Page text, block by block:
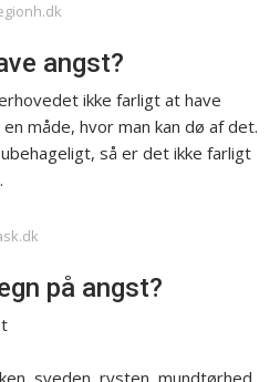
angst?
ikke farligt at have
måde, hvor man kan dø af det.
så er det ikke farligt
på angst?